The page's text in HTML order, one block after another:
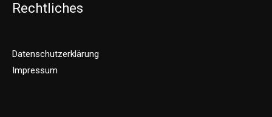
Rechtliches
Datenschutzerklärung
Impressum